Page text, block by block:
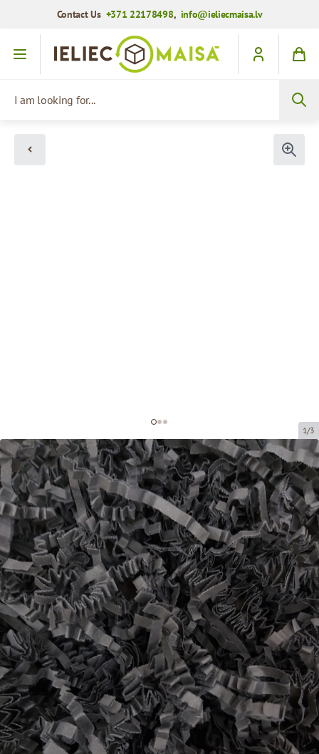
Contact Us +371 22178498, info@ieliecmaisa.lv
Skip to Content
1/3
Paper shavings for decoration
Product code:DS205
Size: 20 x 20 cm (150 grami)
Material:paper, 4 mm
Product can be collected from a pickup point.
Price per 1 package
€3.21
1+ pkg.